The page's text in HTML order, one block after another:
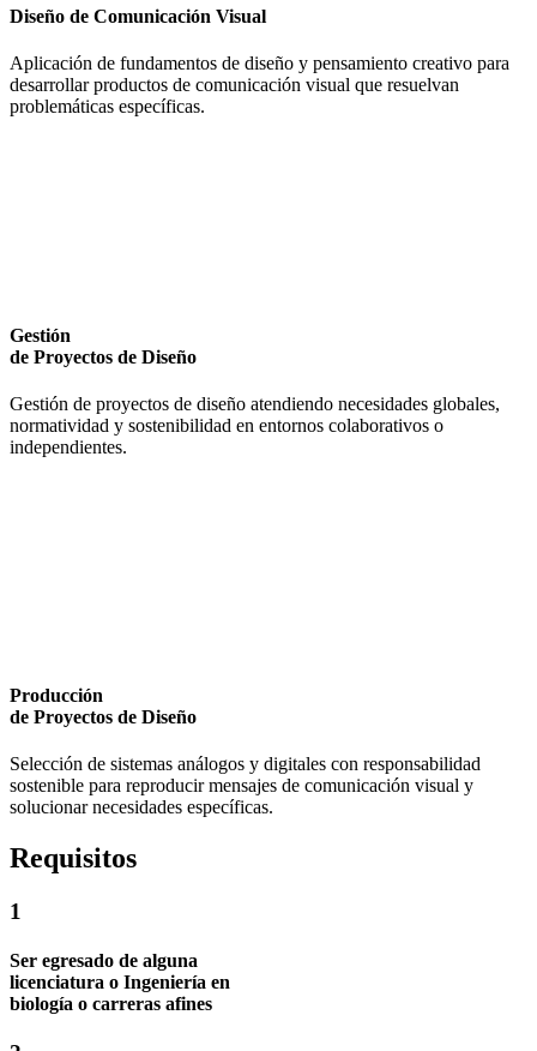
Diseño de Comunicación Visual
Aplicación de fundamentos de diseño y pensamiento creativo para
desarrollar productos de comunicación visual que resuelvan
problemáticas específicas.
Gestión
de Proyectos de Diseño
Gestión de proyectos de diseño atendiendo necesidades globales,
normatividad y sostenibilidad en entornos colaborativos o
independientes.
Producción
de Proyectos de Diseño
Selección de sistemas análogos y digitales con responsabilidad
sostenible para reproducir mensajes de comunicación visual y
solucionar necesidades específicas.
Requisitos
1
Ser egresado de alguna
licenciatura o Ingeniería en
biología o carreras afines